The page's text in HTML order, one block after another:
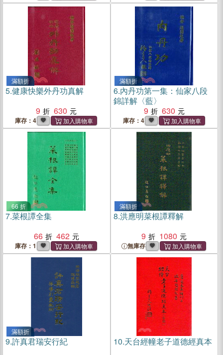
滿額折
5.健康快樂外丹功真解
9
630
庫存：4
滿額折
6.內丹功第一集：仙家八段
錦詳解〈藍〉
9
630
庫存：4
66 折
7.菜根譚全集
66
462
庫存：1
滿額折
8.洪應明菜根譚釋解
9
1080
無庫存
滿額折
9.許真君瑞安行紀
10.天台經幢老子道德經真本